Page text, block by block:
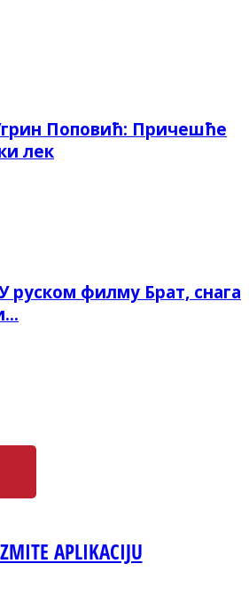
Поповић: Причешће
лек
руском филму Брат, снага
APLIKACIJU